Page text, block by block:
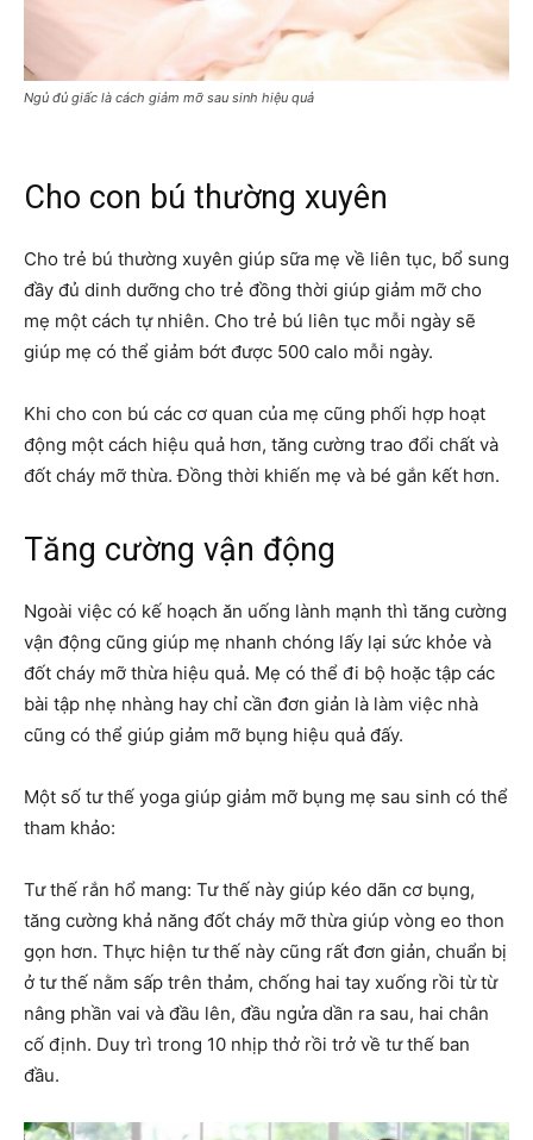
Ngủ đủ giấc là cách giảm mỡ sau sinh hiệu quả
Cho con bú thường xuyên
Cho trẻ bú thường xuyên giúp sữa mẹ về liên tục, bổ sung
đầy đủ dinh dưỡng cho trẻ đồng thời giúp giảm mỡ cho
mẹ một cách tự nhiên. Cho trẻ bú liên tục mỗi ngày sẽ
giúp mẹ có thể giảm bớt được 500 calo mỗi ngày.
Khi cho con bú các cơ quan của mẹ cũng phối hợp hoạt
động một cách hiệu quả hơn, tăng cường trao đổi chất và
đốt cháy mỡ thừa. Đồng thời khiến mẹ và bé gắn kết hơn.
Tăng cường vận động
Ngoài việc có kế hoạch ăn uống lành mạnh thì tăng cường
vận động cũng giúp mẹ nhanh chóng lấy lại sức khỏe và
đốt cháy mỡ thừa hiệu quả. Mẹ có thể đi bộ hoặc tập các
bài tập nhẹ nhàng hay chỉ cần đơn giản là làm việc nhà
cũng có thể giúp giảm mỡ bụng hiệu quả đấy.
Một số tư thế yoga giúp giảm mỡ bụng mẹ sau sinh có thể
tham khảo:
Tư thế rắn hổ mang: Tư thế này giúp kéo dãn cơ bụng,
tăng cường khả năng đốt cháy mỡ thừa giúp vòng eo thon
gọn hơn. Thực hiện tư thế này cũng rất đơn giản, chuẩn bị
ở tư thế nằm sấp trên thảm, chống hai tay xuống rồi từ từ
nâng phần vai và đầu lên, đầu ngửa dần ra sau, hai chân
cố định. Duy trì trong 10 nhịp thở rồi trở về tư thế ban
đầu.